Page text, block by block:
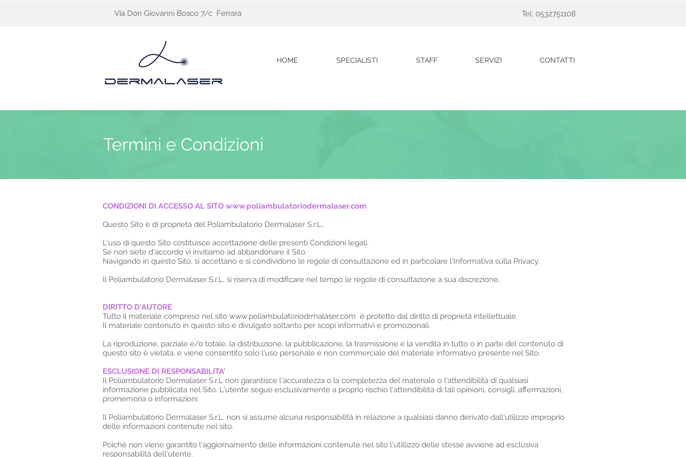
Via Don Giovanni Bosco 7/c Ferrara Tel: 0532751108
HOME SPECIALISTI STAFF SERVIZI CONTATTI
Termini e Condizioni
CONDIZIONI DI ACCESSO AL SITO www.poliambulatoriodermalaser.com
Questo Sito è di proprietà del Poliambulatorio Dermalaser S.r.L..
L'uso di questo Sito costituisce accettazione delle presenti Condizioni legali.
Se non siete d'accordo vi invitiamo ad abbandonare il Sito.
Navigando in questo Sito, si accettano e si condividono le regole di consultazione ed in particolare l'Informativa sulla Privacy.
Il Poliambulatorio Dermalaser S.r.L. si riserva di modificare nel tempo le regole di consultazione a sua discrezione.
DIRITTO D'AUTORE
Tutto il materiale compreso nel sito www.poliambulatoriodrmalaser.com è protetto dal diritto di proprietà intellettuale.
Il materiale contenuto in questo sito è divulgato soltanto per scopi informativi e promozionali.
La riproduzione, parziale e/o totale, la distribuzione, la pubblicazione, la trasmissione e la vendita in tutto o in parte del contenuto di
questo sito è vietata, e viene consentito solo l'uso personale e non commerciale del materiale informativo presente nel Sito.
ESCLUSIONE DI RESPONSABILITA'
Il Poliambulatorio Dermalaser S.r.L non garantisce l'accuratezza o la completezza del materiale o l'attendibilità di qualsiasi
informazione pubblicata nel Sito. L'utente segue esclusivamente a proprio rischio l'attendibilità di tali opinioni, consigli, affermazioni,
promemoria o informazioni.
Il Poliambulatorio Dermalaser S.r.L. non si assume alcuna responsabilità in relazione a qualsiasi danno derivato dall'utilizzo improprio
delle informazioni contenute nel sito.
Poiché non viene garantito l'aggiornamento delle informazioni contenute nel sito l'utillizzo delle stesse avviene ad esclusiva
responsabilità dell'utente.